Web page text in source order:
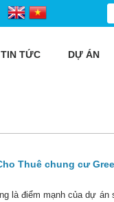
TIN TỨC DỰ ÁN
Thuê chung cư
là điểm mạnh của dự